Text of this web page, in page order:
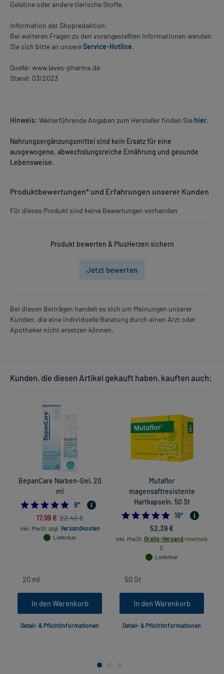
Gelatine oder andere tierische Stoffe.
Information der Shopredaktion:
Bei weiteren Fragen zu den vorangestellten Informationen wenden
Sie sich bitte an unsereService-Hotline.
Quelle: www.laves-pharma.de
Stand: 03/2023
Hinweis: Weiterführende Angaben zum Hersteller finden Sie hier.
Nahrungsergänzungsmittel sind kein Ersatz für eine
ausgewogene, abwechslungsreiche Ernährung und gesunde
Lebensweise.
Produktbewertungen* und Erfahrungen unserer Kunden
Für dieses Produkt sind keine Bewertungen vorhanden
Produkt bewerten & PlusHerzen sichern
Jetzt bewerten
Bei diesen Beiträgen handelt es sich um Meinungen unserer
Kunden, die eine individuelle Beratung durch einen Arzt oder
Apotheker nicht ersetzen können.
Kunden, die diesen Artikel gekauft haben, kauften auch:
BepanCare Narben-Gel, 20
ml
5.0
8*
17,99 € 22,49 €
inkl. MwSt. zzgl. Versandkosten
Lieferbar
In den Warenkorb
Detail- & Pflichtinformationen
Mutaflor
magensaftresistente
Hartkapseln, 50 St
5.0
16*
52,39 €
inkl. MwSt. Gratis-Versand innerhalb
D.
Lieferbar
In den Warenkorb
Detail- & Pflichtinformationen